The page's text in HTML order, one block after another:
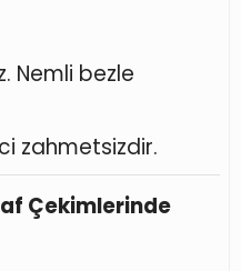
Nemli bezle
zahmetsizdir.
Çekimlerinde